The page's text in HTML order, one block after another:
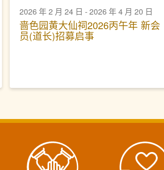
2026 年 2 月 24 日 - 2026 年 4 月 20 日
啬色园黄大仙祠2026丙午年 新会
员(道长)招募启事